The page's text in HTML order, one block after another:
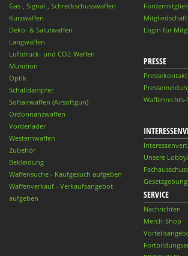
Gas-, Signal-, Schreckschusswaffen
Kurzwaffen
Deko- & Salutwaffen
Langwaffen
Luftdruck- und CO2-Waffen
Munition
Optik
Schalldämpfer
Softairwaffen (Airsoftgun)
Ordonnanzwaffen
Vorderlader
Westernwaffen
Zubehör
Bekleidung
Waffensuche - Kaufgesuch aufgeben
Waffenverkauf - Verkaufsangebot
aufgeben
Mitgliedschaft
Login für
PRESSE
Pressekontakt
Waffenrechts-
Unsere
SERVICE
Nachrichten
Merch-Shop